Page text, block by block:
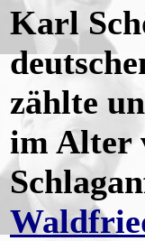
Karl
zählte
im Alter